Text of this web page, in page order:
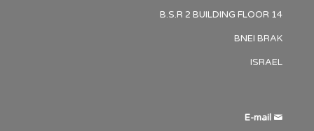
B.S.R 2 BUILDING FLOOR 14
BNEI BRAK
ISRAEL